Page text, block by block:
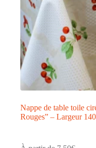
Nappe de table toile
Rouges” – Largeur